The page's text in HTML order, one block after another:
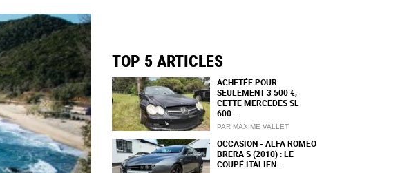
TOP 5 ARTICLES
ACHETÉE POUR
SEULEMENT 3 500 €,
CETTE MERCEDES SL
600...
PAR MAXIME VALLET
OCCASION - ALFA ROMEO
BRERA S (2010) : LE
COUPÉ ITALIEN...